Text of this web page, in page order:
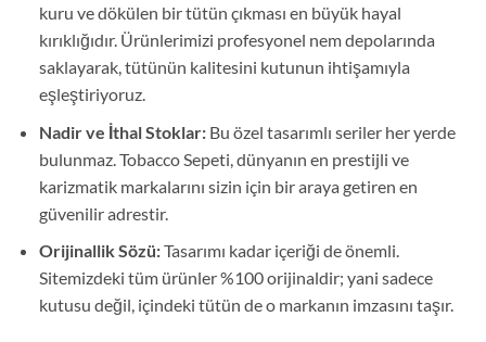
kuru ve dökülen bir tütün çıkması en büyük hayal
kırıklığıdır. Ürünlerimizi profesyonel nem depolarında
saklayarak, tütünün kalitesini kutunun ihtişamıyla
eşleştiriyoruz.
Nadir ve İthal Stoklar:Bu özel tasarımlı seriler her yerde
bulunmaz. Tobacco Sepeti, dünyanın en prestijli ve
karizmatik markalarını sizin için bir araya getiren en
güvenilir adrestir.
Orijinallik Sözü:Tasarımı kadar içeriği de önemli.
Sitemizdeki tüm ürünler %100 orijinaldir; yani sadece
kutusu değil, içindeki tütün de o markanın imzasını taşır.